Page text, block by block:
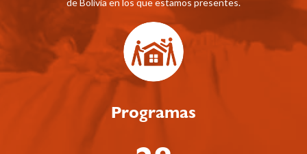
de Bolivia en los que estamos presentes.
Programas